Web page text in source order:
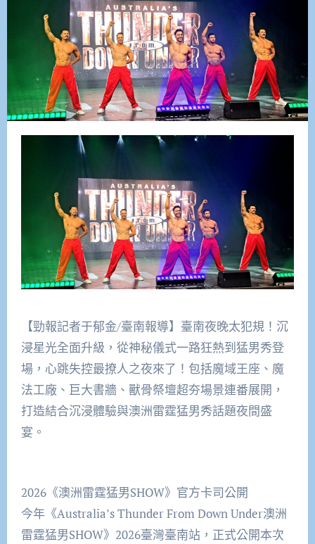
【勁報記者于郁金/臺南報導】臺南夜晚太犯規！沉
浸星光全面升級，從神秘儀式一路狂熱到猛男秀登
場，心跳失控最撩人之夜來了！包括魔域王座、魔
法工廠、巨大書牆、獸骨祭壇超夯場景連番展開，
打造結合沉浸體驗與澳洲雷霆猛男秀話題夜間盛
宴。
2026《澳洲雷霆猛男SHOW》官方卡司公開
今年《Australia’s Thunder From Down Under澳洲
雷霆猛男SHOW》2026臺灣臺南站，正式公開本次